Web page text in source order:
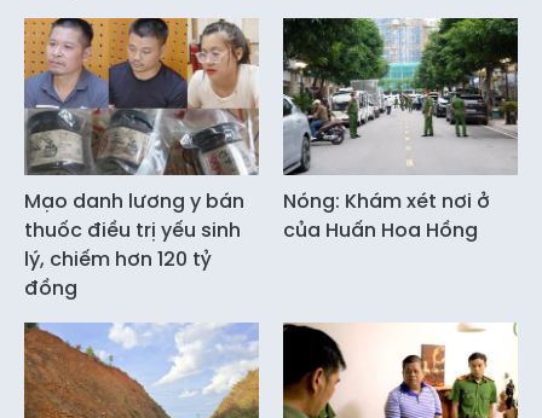
Mạo danh lương y bán
thuốc điều trị yếu sinh
lý, chiếm hơn 120 tỷ
đồng
Nóng: Khám xét nơi ở
của Huấn Hoa Hồng